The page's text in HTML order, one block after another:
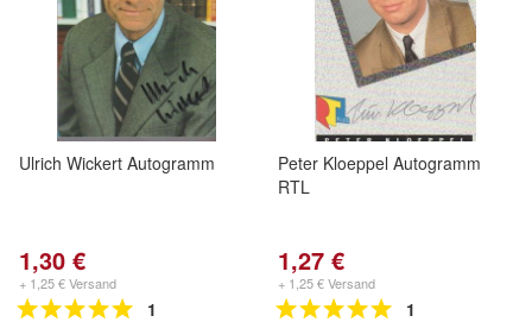
Ulrich Wickert Autogramm
1,30 €
+ 1,25 € Versand
1
Peter Kloeppel Autogramm
RTL
1,27 €
+ 1,25 € Versand
1